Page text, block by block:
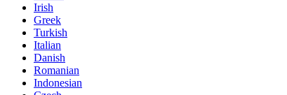
Irish
Greek
Turkish
Italian
Danish
Romanian
Indonesian